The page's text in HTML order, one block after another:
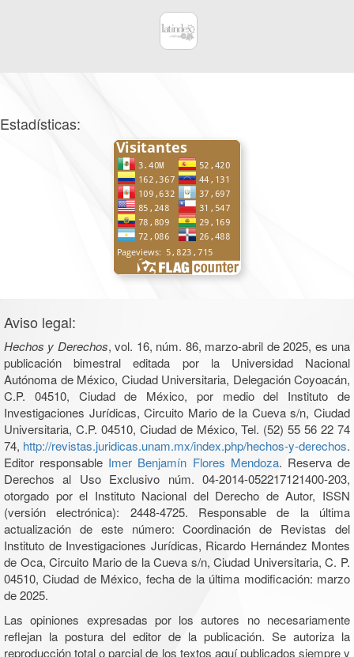
Estadísticas:
Aviso legal:
Hechos y Derechos, vol. 16, núm. 86, marzo-abril de 2025, es una
publicación bimestral editada por la Universidad Nacional
Autónoma de México, Ciudad Universitaria, Delegación Coyoacán,
C.P. 04510, Ciudad de México, por medio del Instituto de
Investigaciones Jurídicas, Circuito Mario de la Cueva s/n, Ciudad
Universitaria, C.P. 04510, Ciudad de México, Tel. (52) 55 56 22 74
74, http://revistas.juridicas.unam.mx/index.php/hechos-y-derechos.
Editor responsable Imer Benjamín Flores Mendoza. Reserva de
Derechos al Uso Exclusivo núm. 04-2014-052217121400-203,
otorgado por el Instituto Nacional del Derecho de Autor, ISSN
(versión electrónica): 2448-4725. Responsable de la última
actualización de este número: Coordinación de Revistas del
Instituto de Investigaciones Jurídicas, Ricardo Hernández Montes
de Oca, Circuito Mario de la Cueva s/n, Ciudad Universitaria, C. P.
04510, Ciudad de México, fecha de la última modificación: marzo
de 2025.
Las opiniones expresadas por los autores no necesariamente
reflejan la postura del editor de la publicación. Se autoriza la
reproducción total o parcial de los textos aquí publicados siempre y